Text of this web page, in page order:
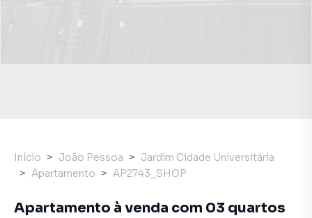
Início João Pessoa
Jardim Cidade Universitária
Apartamento
AP2743_SHOP
Apartamento à venda com 03 quartos